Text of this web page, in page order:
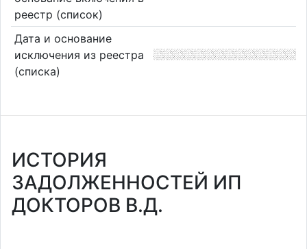
реестр (список)
Дата и основание
исключения из реестра
(списка)
ИСТОРИЯ
ЗАДОЛЖЕННОСТЕЙ ИП
ДОКТОРОВ В.Д.